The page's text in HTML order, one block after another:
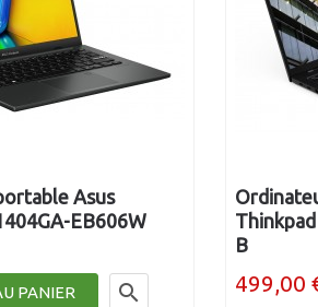
Asus
EB606W
PANIER 
B
499,00